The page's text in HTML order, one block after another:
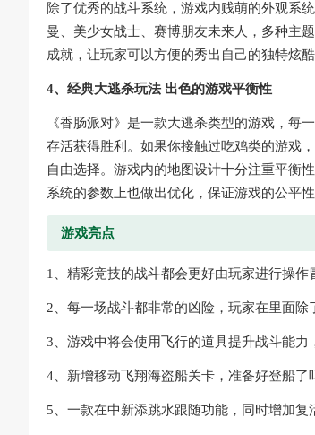
除了优秀的战斗系统，游戏内贱萌的外观系
曼、美少女战士、赛博朋友未来人，多种主
成就，让玩家可以方便的秀出自己的独特炫酷
4、经典大逃杀玩法 出色的游戏平衡性
《香肠派对》是一款大逃杀类型的游戏，每
存活获得胜利。如果你接触过吃鸡类的游戏
自由选择。游戏内的地图设计十分注重平衡
系统的参数上也做出优化，保证游戏的公平性
游戏亮点
1、精彩竞技的战斗都会更好由玩家进行操
2、每一场战斗都非常的凶险，玩家在里面除
3、游戏中将会使用飞行的道具提升战斗能
4、新增移动飞翔海盗船关卡，准备好登船了
5、一款在中新添跳水跟随功能，同时增加复